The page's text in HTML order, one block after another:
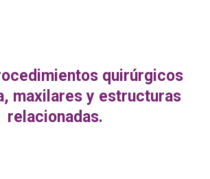
quirúrgicos
maxilares y estructuras
relacionadas.